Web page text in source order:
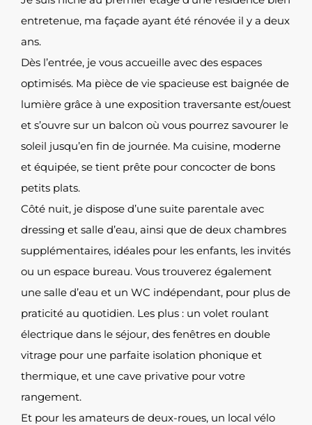
entretenue, ma façade ayant été rénovée il y a deux
ans.
Dès l’entrée, je vous accueille avec des espaces
optimisés. Ma pièce de vie spacieuse est baignée de
lumière grâce à une exposition traversante est/ouest
et s’ouvre sur un balcon où vous pourrez savourer le
soleil jusqu’en fin de journée. Ma cuisine, moderne
et équipée, se tient prête pour concocter de bons
petits plats.
Côté nuit, je dispose d’une suite parentale avec
dressing et salle d’eau, ainsi que de deux chambres
supplémentaires, idéales pour les enfants, les invités
ou un espace bureau. Vous trouverez également
une salle d’eau et un WC indépendant, pour plus de
praticité au quotidien. Les plus : un volet roulant
électrique dans le séjour, des fenêtres en double
vitrage pour une parfaite isolation phonique et
thermique, et une cave privative pour votre
rangement.
Et pour les amateurs de deux-roues, un local vélo